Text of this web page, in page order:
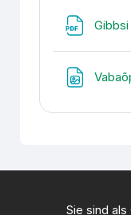
Sie sind